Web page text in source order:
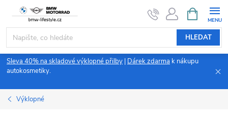
obsah
HLEDAT
NÁKUPNÍ
KOŠÍK
Sleva 40% na skladové výklopné přilby Dárek zdarma k nákupu
autokosmetiky.
Výklopné